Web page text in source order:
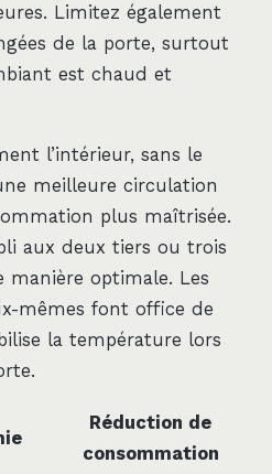
Limitez également
de la porte, surtout
est chaud et
l’intérieur, sans le
meilleure circulation
plus maîtrisée.
aux deux tiers ou trois
optimale. Les
mêmes font office de
la température lors
Réduction de
consommation